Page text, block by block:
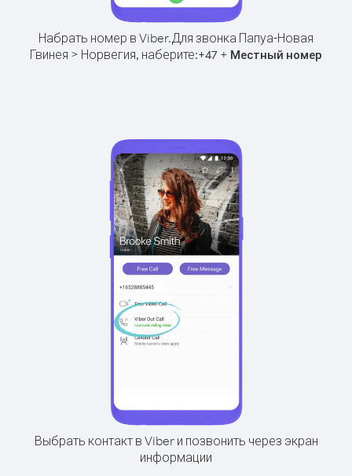
Набрать номер в Viber.Для звонка Папуа-Новая
Гвинея > Норвегия, наберите:+47 + Местный номер
Выбрать контакт в Viber и позвонить через экран
информации